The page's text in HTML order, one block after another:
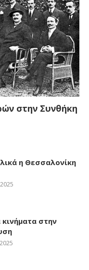
στην Συνθήκη
η Θεσσαλονίκη
κινήματα στην